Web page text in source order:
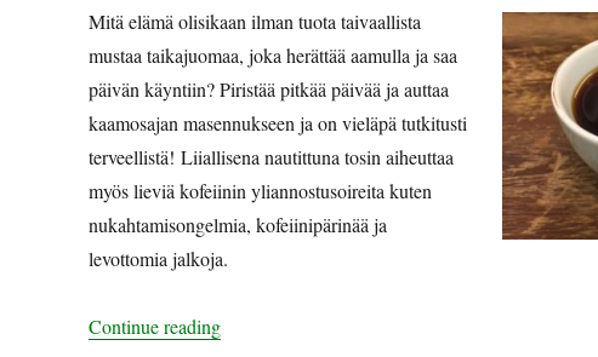
Mitä elämä olisikaan ilman tuota taivaallista
mustaa taikajuomaa, joka herättää aamulla ja saa
päivän käyntiin? Piristää pitkää päivää ja auttaa
kaamosajan masennukseen ja on vieläpä tutkitusti
terveellistä! Liiallisena nautittuna tosin aiheuttaa
myös lieviä kofeiinin yliannostusoireita kuten
nukahtamisongelmia, kofeiinipärinää ja
levottomia jalkoja.
Continue reading“Kahvinhuuruisia pohdiskeluja Retikan huoneella”